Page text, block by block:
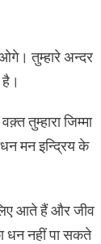
तुम्हारे अन्दर
है।
तुम्हारा जिम्मा
मन इन्द्रिय के
आते हैं और जीव
धन नहीं पा सकते